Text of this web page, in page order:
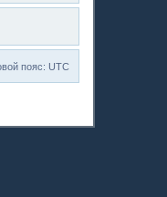
пояс: UTC